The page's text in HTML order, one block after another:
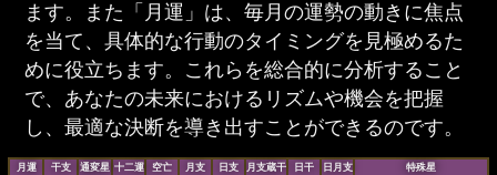
ます。また「月運」は、毎月の運勢の動きに焦点
を当て、具体的な行動のタイミングを見極めるた
めに役立ちます。これらを総合的に分析すること
で、あなたの未来におけるリズムや機会を把握
し、最適な決断を導き出すことができるのです。
月運 干支 通変星 十二運 空亡 月支 日支 月支蔵干 日干 日月支 特殊星